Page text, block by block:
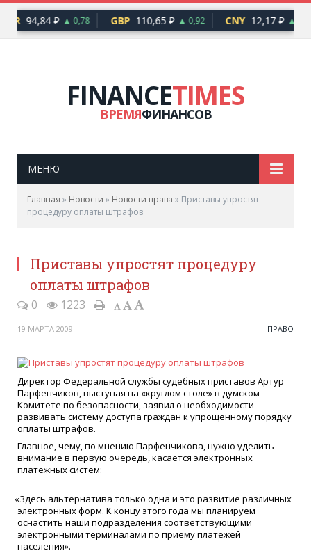
94,84 ₽ ▲ 0,78 GBP 110,65 ₽ ▲ 0,92 CNY 12,17 ₽ ▲
FINANCETIMES
ВРЕМЯФИНАНСОВ
МЕНЮ
Главная » Новости » Новости права » Приставы упростят
процедуру оплаты штрафов
Приставы упростят процедуру
оплаты штрафов
0 1223
19 МАРТА 2009 ПРАВО
Директор Федеральной службы судебных приставов Артур
Парфенчиков, выступая на «круглом столе» в думском
Комитете по безопасности, заявил о необходимости
развивать систему доступа граждан к упрощенному порядку
оплаты штрафов.
Главное, чему, по мнению Парфенчикова, нужно уделить
внимание в первую очередь, касается электронных
платежных систем:
«Здесь альтернатива только одна и это развитие различных
электронных форм. К концу этого года мы планируем
оснастить наши подразделения соответствующими
электронными терминалами по приему платежей
населения».